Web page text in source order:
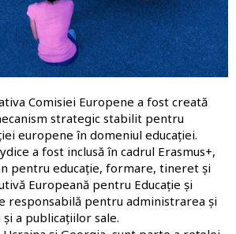
Comisiei Europene a fost creată
strategic stabilit pentru
europene în domeniul educației.
a fost inclusă în cadrul Erasmus+,
pentru educație, formare, tineret și
Europeană pentru Educație și
responsabilă pentru administrarea și
a publicațiilor sale.